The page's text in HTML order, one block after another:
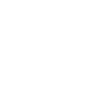
lancer la recherche